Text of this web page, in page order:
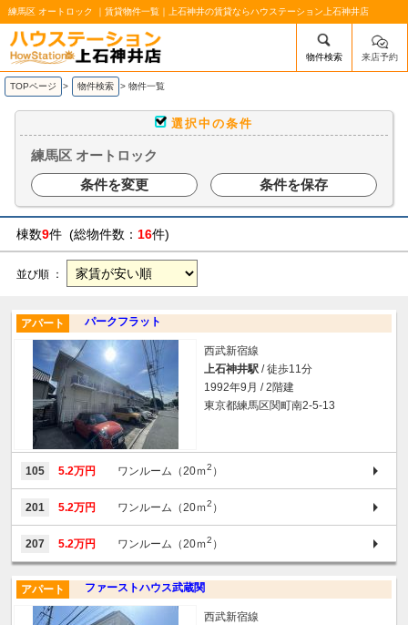
練馬区 オートロック ｜賃貸物件一覧｜上石神井の賃貸ならハウステーション上石神井店
/mobile_img/head-logo.png
物件検索 来店予約
TOPページ > 物件検索 > 物件一覧
選択中の条件
練馬区 オートロック
条件を変更
条件を保存
棟数9件 (総物件数： 16件)
並び順 ：
パークフラット
アパート
西武新宿線
上石神井駅 / 徒歩11分
1992年9月 / 2階建
東京都練馬区関町南2-5-13
105 5.2万円 ワンルーム（20ｍ2 ）
201 5.2万円 ワンルーム（20ｍ2 ）
207 5.2万円 ワンルーム（20ｍ2 ）
ファーストハウス武蔵関
アパート
西武新宿線